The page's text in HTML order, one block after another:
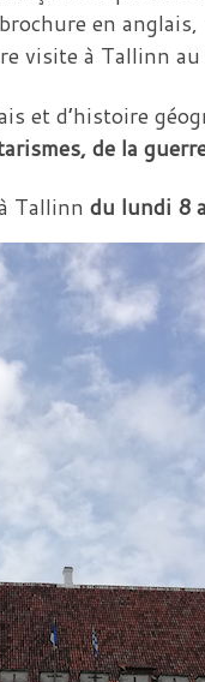
en
visite à Tallinn au
et d’histoire
de la
Tallinn du lundi 8